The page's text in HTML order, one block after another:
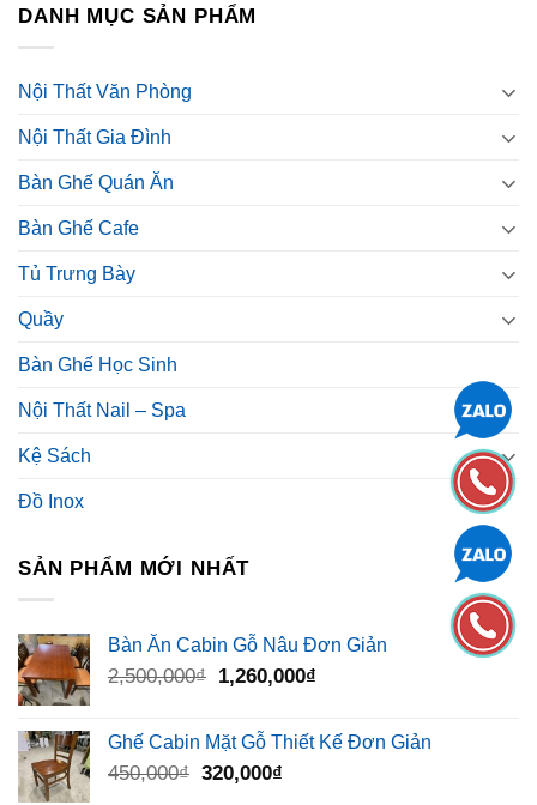
DANH MỤC SẢN PHẨM
Nội Thất Văn Phòng
Nội Thất Gia Đình
Bàn Ghế Quán Ăn
Bàn Ghế Cafe
Tủ Trưng Bày
Quầy
Bàn Ghế Học Sinh
Nội Thất Nail – Spa
Kệ Sách
Đồ Inox
SẢN PHẨM MỚI NHẤT
Bàn Ăn Cabin Gỗ Nâu Đơn Giản
2,500,000₫ Giá
2,500,000₫.
1,260,000₫
là:
Ghế Cabin Mặt Gỗ Thiết Kế Đơn Giản
450,000₫ Giá
320,000₫